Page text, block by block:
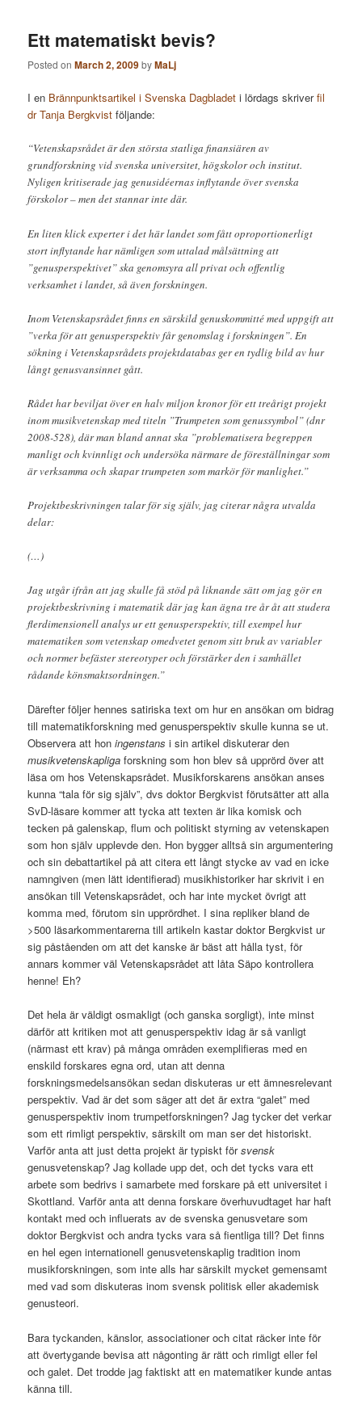
Ett matematiskt bevis?
Posted onMarch 2, 2009byMaLj
I en Brännpunktsartikel i Svenska Dagbladet i lördags skriverfil
dr Tanja Bergkvist följande:
“Vetenskapsrådet är den största statliga finansiären av
grundforskning vid svenska universitet, högskolor och institut.
Nyligen kritiserade jag genusidéernas inflytande över svenska
förskolor – men det stannar inte där.
En liten klick experter i det här landet som fått oproportionerligt
stort inflytande har nämligen som uttalad målsättning att
”genusperspektivet” ska genomsyra all privat och offentlig
verksamhet i landet, så även forskningen.
Inom Vetenskapsrådet finns en särskild genuskommitté med uppgift att
”verka för att genusperspektiv får genomslag i forskningen”. En
sökning i Vetenskapsrådets projektdatabas ger en tydlig bild av hur
långt genusvansinnet gått.
Rådet har beviljat över en halv miljon kronor för ett treårigt projekt
inom musikvetenskap med titeln ”Trumpeten som genussymbol” (dnr
2008-528), där man bland annat ska ”problematisera begreppen
manligt och kvinnligt och undersöka närmare de föreställningar som
är verksamma och skapar trumpeten som markör för manlighet.”
Projektbeskrivningen talar för sig själv, jag citerar några utvalda
delar:
(…)
Jag utgår ifrån att jag skulle få stöd på liknande sätt om jag gör en
projektbeskrivning i matematik där jag kan ägna tre år åt att studera
flerdimensionell analys ur ett genusperspektiv, till exempel hur
matematiken som vetenskap omedvetet genom sitt bruk av variabler
och normer befäster stereotyper och förstärker den i samhället
rådande könsmaktsordningen.”
Därefter följer hennes satiriska text om hur en ansökan om bidrag
till matematikforskning med genusperspektiv skulle kunna se ut.
Observera att honingenstans i sin artikel diskuterar den
musikvetenskapliga forskning som hon blev så upprörd över att
läsa om hos Vetenskapsrådet. Musikforskarens ansökan anses
kunna “tala för sig själv”, dvs doktor Bergkvist förutsätter att alla
SvD-läsare kommer att tycka att texten är lika komisk och
tecken på galenskap, flum och politiskt styrning av vetenskapen
som hon själv upplevde den. Hon bygger alltså sin argumentering
och sin debattartikel på att citera ett långt stycke av vad en icke
namngiven (men lätt identifierad) musikhistoriker har skrivit i en
ansökan till Vetenskapsrådet, och har inte mycket övrigt att
komma med, förutom sin upprördhet. I sina repliker bland de
>500 läsarkommentarerna till artikeln kastar doktor Bergkvist ur
sig påståenden om att det kanske är bäst att hålla tyst, för
annars kommer väl Vetenskapsrådet att låta Säpo kontrollera
henne! Eh?
Det hela är väldigt osmakligt (och ganska sorgligt), inte minst
därför att kritiken mot att genusperspektiv idag är så vanligt
(närmast ett krav) på många områden exemplifieras med en
enskild forskares egna ord, utan att denna
forskningsmedelsansökan sedan diskuteras ur ett ämnesrelevant
perspektiv. Vad är det som säger att det är extra “galet” med
genusperspektiv inom trumpetforskningen? Jag tycker det verkar
som ett rimligt perspektiv, särskilt om man ser det historiskt.
Varför anta att just detta projekt är typiskt försvensk
genusvetenskap? Jag kollade upp det, och det tycks vara ett
arbete som bedrivs i samarbete med forskare på ett universitet i
Skottland. Varför anta att denna forskare överhuvudtaget har haft
kontakt med och influerats av de svenska genusvetare som
doktor Bergkvist och andra tycks vara så fientliga till? Det finns
en hel egen internationell genusvetenskaplig tradition inom
musikforskningen, som inte alls har särskilt mycket gemensamt
med vad som diskuteras inom svensk politisk eller akademisk
genusteori.
Bara tyckanden, känslor, associationer och citat räcker inte för
att övertygande bevisa att någonting är rätt och rimligt eller fel
och galet. Det trodde jag faktiskt att en matematiker kunde antas
känna till.